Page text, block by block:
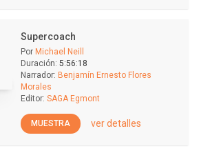
Supercoach
Por Michael Neill
Duración: 5:56:18
Narrador: Benjamín Ernesto Flores
Morales
Editor: SAGA Egmont
MUESTRA ver detalles